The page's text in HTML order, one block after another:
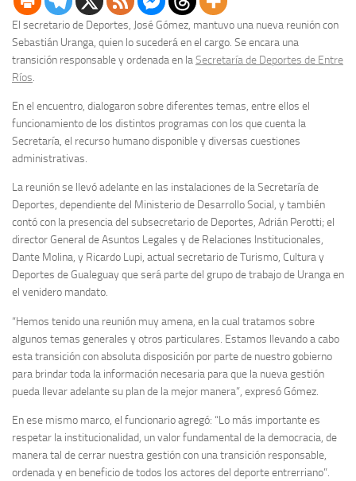
El secretario de Deportes, José Gómez, mantuvo una nueva reunión con
Sebastián Uranga, quien lo sucederá en el cargo. Se encara una
transición responsable y ordenada en laSecretaría de Deportes de Entre
Ríos.
En el encuentro, dialogaron sobre diferentes temas, entre ellos el
funcionamiento de los distintos programas con los que cuenta la
Secretaría, el recurso humano disponible y diversas cuestiones
administrativas.
La reunión se llevó adelante en las instalaciones de la Secretaría de
Deportes, dependiente del Ministerio de Desarrollo Social, y también
contó con la presencia del subsecretario de Deportes, Adrián Perotti; el
director General de Asuntos Legales y de Relaciones Institucionales,
Dante Molina, y Ricardo Lupi, actual secretario de Turismo, Cultura y
Deportes de Gualeguay que será parte del grupo de trabajo de Uranga en
el venidero mandato.
“Hemos tenido una reunión muy amena, en la cual tratamos sobre
algunos temas generales y otros particulares. Estamos llevando a cabo
esta transición con absoluta disposición por parte de nuestro gobierno
para brindar toda la información necesaria para que la nueva gestión
pueda llevar adelante su plan de la mejor manera”, expresó Gómez.
En ese mismo marco, el funcionario agregó: “Lo más importante es
respetar la institucionalidad, un valor fundamental de la democracia, de
manera tal de cerrar nuestra gestión con una transición responsable,
ordenada y en beneficio de todos los actores del deporte entrerriano”.